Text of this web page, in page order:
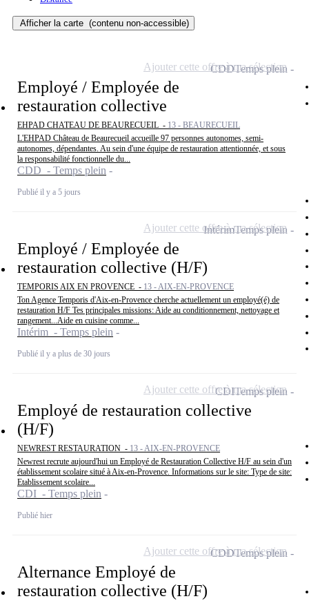
Afficher la carte (contenu non-accessible)
Employé / Employée de
restauration collective
EHPAD CHATEAU DE BEAURECUEIL - 13 - BEAURECUEIL
L'EHPAD Château de Beaurecueil accueille 97 personnes autonomes, semi-
autonomes, dépendantes. Au sein d'une équipe de restauration attentionnée, et sous
la responsabilité fonctionnelle du...
CDD - Temps plein
Publié il y a 5 jours
CDDTemps plein
Ajouter cette offre à ma sélection
Employé / Employée de
restauration collective (H/F)
TEMPORIS AIX EN PROVENCE - 13 - AIX-EN-PROVENCE
Ton Agence Temporis d'Aix-en-Provence cherche actuellement un employé(é) de
restauration H/F Tes principales missions: Aide au conditionnement, nettoyage et
rangement...Aide en cuisine comme...
Intérim - Temps plein
Publié il y a plus de 30 jours
IntérimTemps plein
Ajouter cette offre à ma sélection
Employé de restauration collective
(H/F)
NEWREST RESTAURATION - 13 - AIX-EN-PROVENCE
Newrest recrute aujourd'hui un Employé de Restauration Collective H/F au sein d'un
établissement scolaire situé à Aix-en-Provence. Informations sur le site: Type de site:
Etablissement scolaire...
CDI - Temps plein
Publié hier
CDITemps plein
Ajouter cette offre à ma sélection
Alternance Employé de
restauration collective (H/F)
CDDTemps plein
Ajouter cette offre à ma sélection